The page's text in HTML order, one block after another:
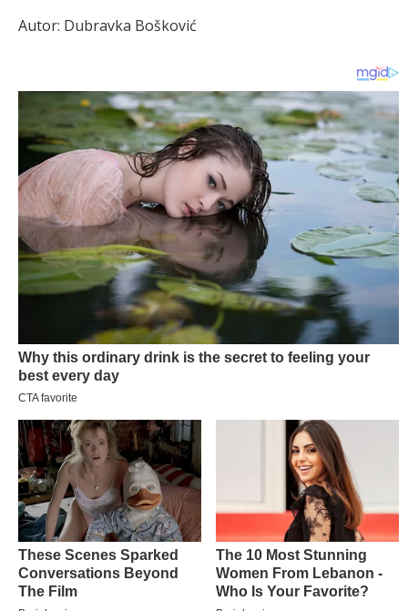
Autor: Dubravka Bošković